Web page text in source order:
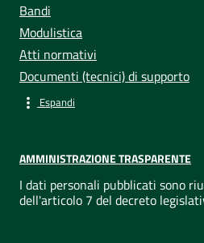
Bandi
Modulistica
Atti normativi
Documenti (tecnici) di supporto
Espandi
AMMINISTRAZIONE TRASPARENTE
I dati personali pubblicati sono
dell'articolo 7 del decreto